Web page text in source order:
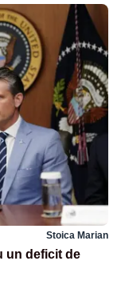
Stoica Marian
un deficit de